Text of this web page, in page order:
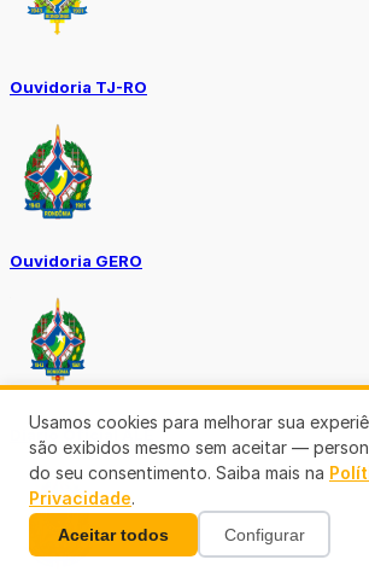
Ouvidoria TJ-RO
Ouvidoria GERO
Diário Oficial ALE
Usamos cookies para melhorar sua
são exibidos mesmo sem aceitar —
do seu consentimento. Saiba mais na
Privacidade.
Aceitar todos Configurar